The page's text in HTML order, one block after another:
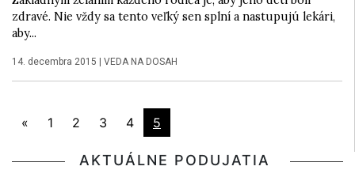
zdravé. Nie vždy sa tento veľký sen splní a nastupujú lekári,
aby...
14. decembra 2015 VEDA NA DOSAH
« 1 2 3 4 5
AKTUÁLNE PODUJATIA